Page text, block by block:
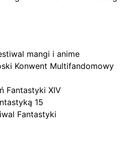
mangi i anime
Konwent Multifandomowy
Fantastyki XIV
15
Fantastyki